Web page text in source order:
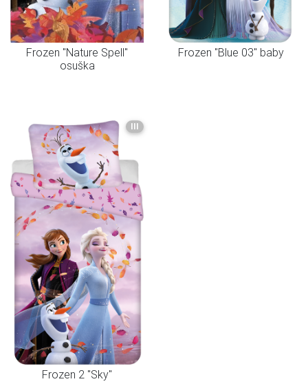
Frozen "Nature Spell"
osuška
Frozen "Blue 03" baby
III
Frozen 2 "Sky"